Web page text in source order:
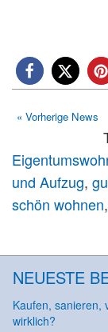
« Vorherige News
und Aufzug,
schön wohnen,
NEUESTE
Kaufen, sanieren,
wirklich?